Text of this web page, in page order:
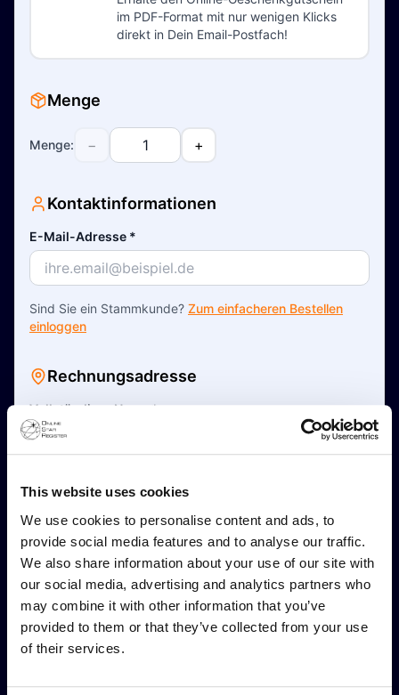
This website uses cookies
We use cookies to personalise content and ads, to
provide social media features and to analyse our traffic.
We also share information about your use of our site with
our social media, advertising and analytics partners who
may combine it with other information that you’ve
provided to them or that they’ve collected from your use
of their services.
im PDF-Format mit nur wenigen Klicks
direkt in Dein Email-Postfach!
Menge
Menge: − +
Kontaktinformationen
E-Mail-Adresse *
Sind Sie ein Stammkunde? Zum einfacheren Bestellen
einloggen
Rechnungsadresse
Vollständiger Name*
Adresse Zeile 2 (Optional)
Postleitzahl*